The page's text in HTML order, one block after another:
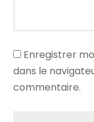
Enregistrer
dans le
commentaire.